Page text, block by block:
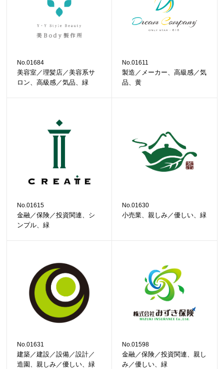
No.01684
美容室／理髪店／美容系サ
ロン、高級感／気品、緑
No.01611
製造／メーカー、高級感／気
品、黄
No.01615
金融／保険／投資関連、シ
ンプル、緑
No.01630
小売業、親しみ／優しい、緑
No.01631
建築／建設／設備／設計／
造園、親しみ／優しい、緑
No.01598
金融／保険／投資関連、親し
み／優しい、緑